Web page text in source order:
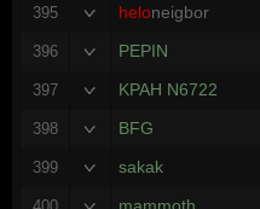
395 heloneigbor
396 PEPIN
397 KPAH N6722
398 BFG
399 sakak
mammoth